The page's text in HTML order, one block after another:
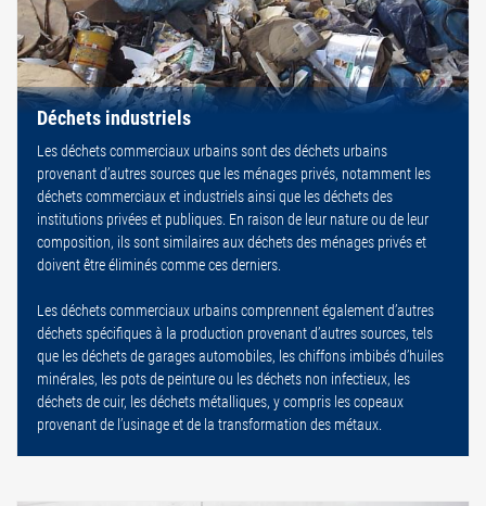
Déchets industriels
Les déchets commerciaux urbains sont des déchets urbains
provenant d’autres sources que les ménages privés, notamment les
déchets commerciaux et industriels ainsi que les déchets des
institutions privées et publiques. En raison de leur nature ou de leur
composition, ils sont similaires aux déchets des ménages privés et
doivent être éliminés comme ces derniers.
Les déchets commerciaux urbains comprennent également d’autres
déchets spécifiques à la production provenant d’autres sources, tels
que les déchets de garages automobiles, les chiffons imbibés d’huiles
minérales, les pots de peinture ou les déchets non infectieux, les
déchets de cuir, les déchets métalliques, y compris les copeaux
provenant de l’usinage et de la transformation des métaux.